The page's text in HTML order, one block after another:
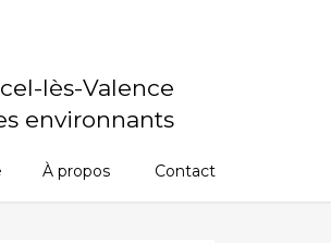
lès-Valence
environnants
À propos Contact